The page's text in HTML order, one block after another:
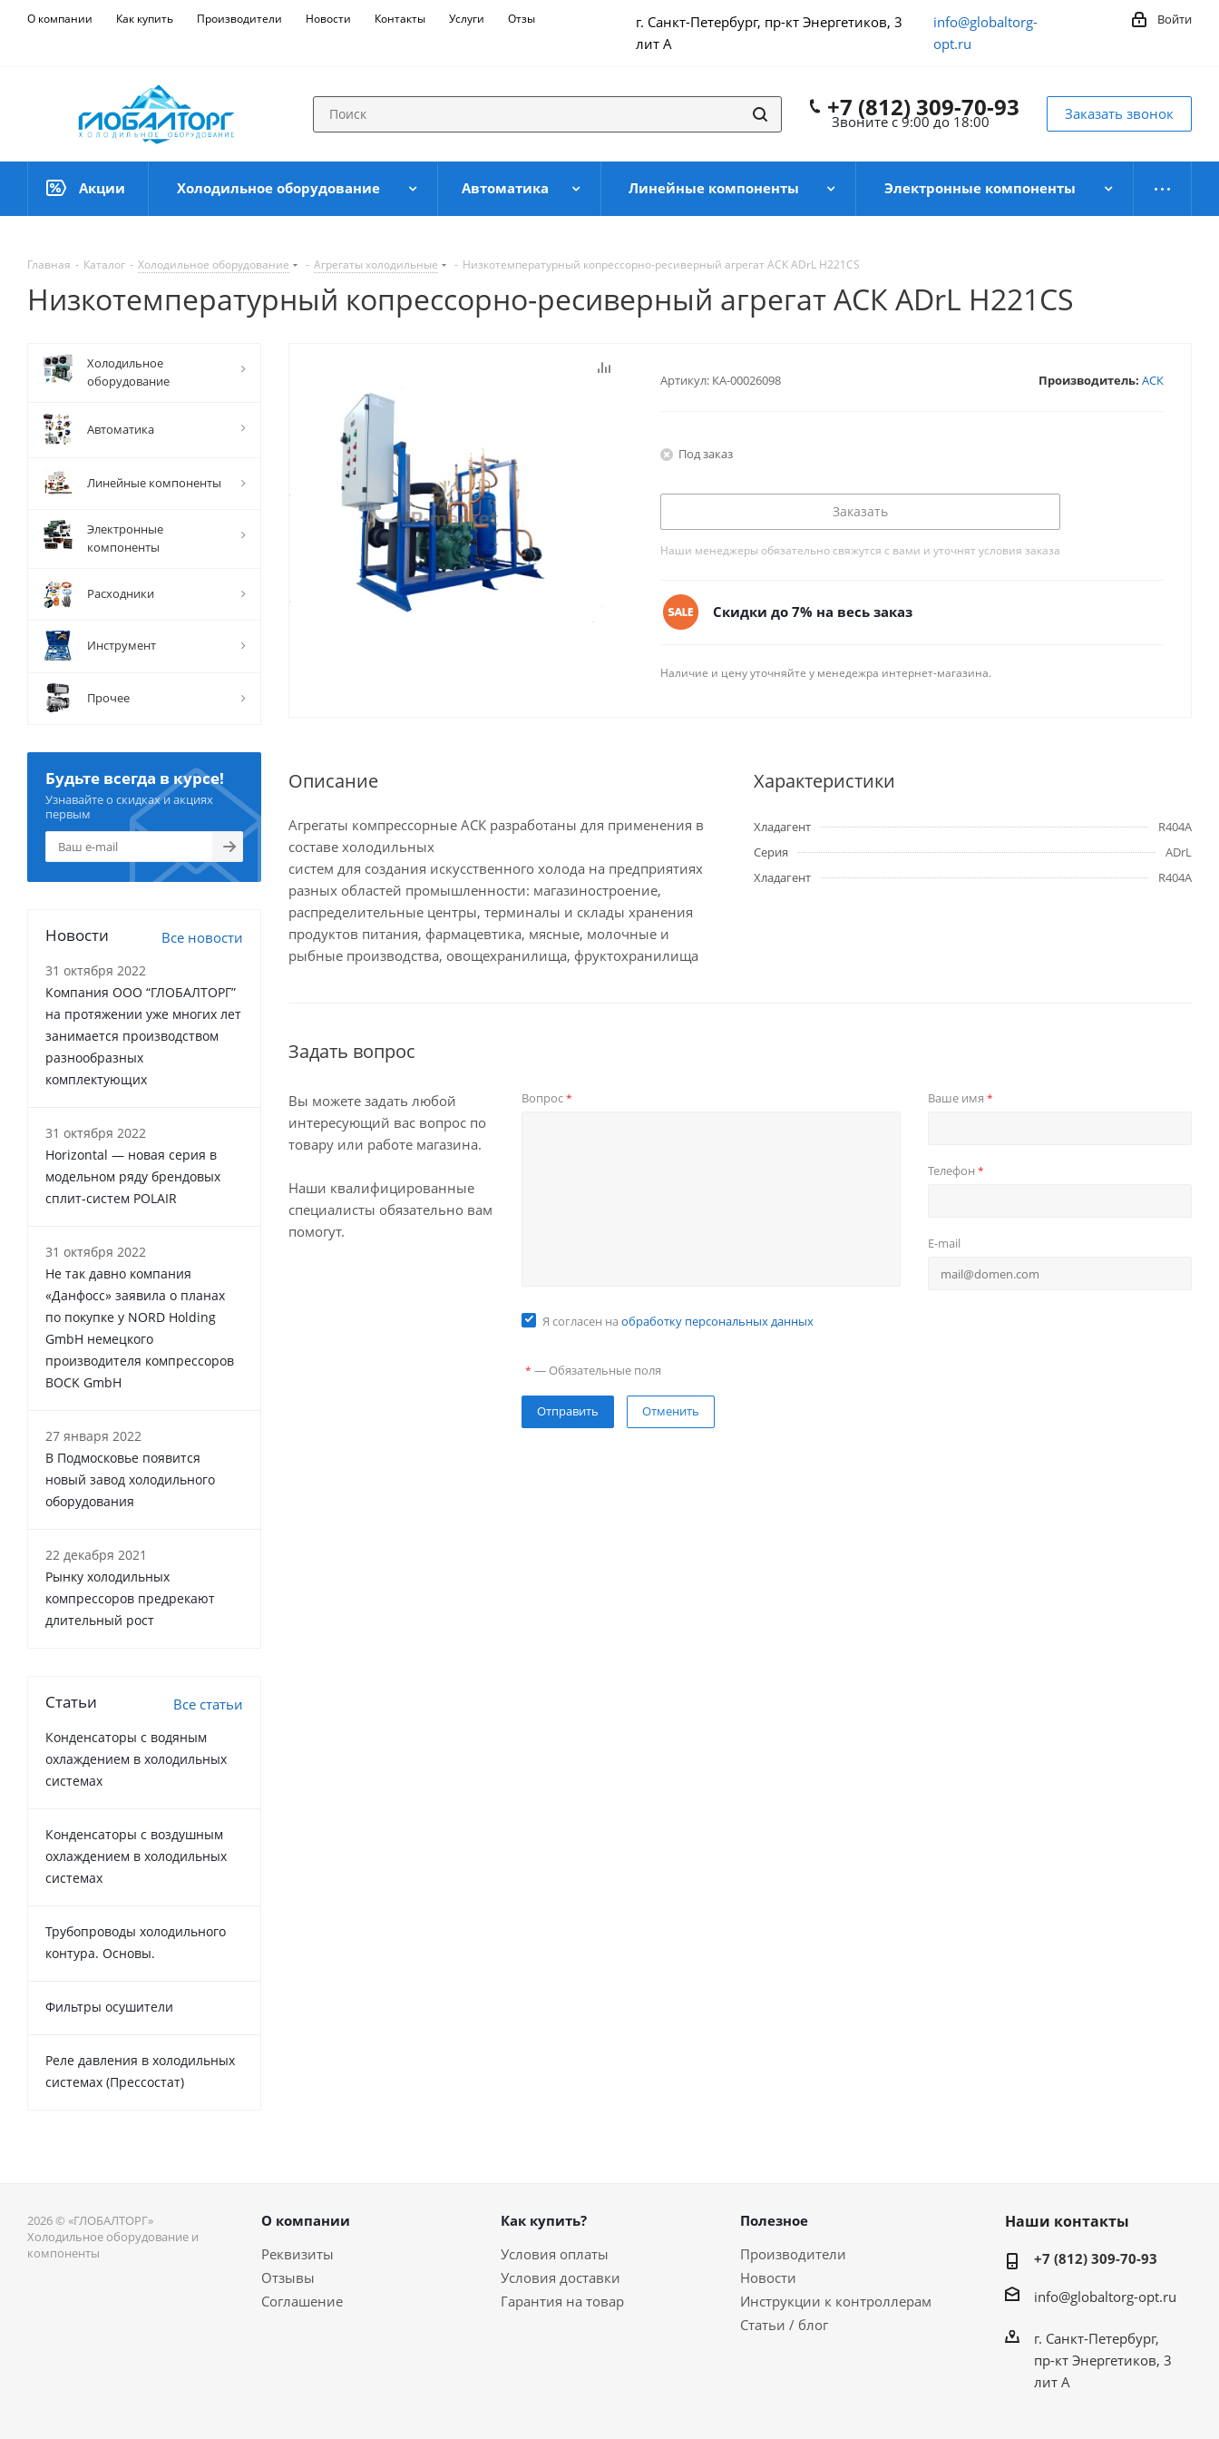
О компании Как купить Производители Новости Контакты Услуги Отзывы Войти
info@globaltorg-
opt.ru
г. Санкт-Петербург, пр-кт Энергетиков, 3
лит А
+7 (812) 309-70-93
Звоните с 9:00 до 18:00 Заказать звонок
Акции Холодильное оборудование Автоматика Линейные компоненты Электронные компоненты
Главная - Каталог - Холодильное оборудование - Агрегаты холодильные - Низкотемпературный копрессорно-ресиверный агрегат АСК АDrL H221CS
Низкотемпературный копрессорно-ресиверный агрегат АСК АDrL H221CS
Артикул: КА-00026098 Производитель: АСК
Под заказ
Заказать
Наши менеджеры обязательно свяжутся с вами и уточнят условия заказа
Скидки до 7% на весь заказ
Наличие и цену уточняйте у менедежра интернет-магазина.
Описание
Агрегаты компрессорные АСК разработаны для применения в
составе холодильных
систем для создания искусственного холода на предприятиях
разных областей промышленности: магазиностроение,
распределительные центры, терминалы и склады хранения
продуктов питания, фармацевтика, мясные, молочные и
рыбные производства, овощехранилища, фруктохранилища
Характеристики
Хладагент
R404A
Серия
ADrL
Хладагент
R404A
Задать вопрос
Вы можете задать любой
интересующий вас вопрос по
товару или работе магазина.
Наши квалифицированные
специалисты обязательно вам
помогут.
Вопрос* Ваше имя*
Телефон*
E-mail
Я согласен на обработку персональных данных
* — Обязательные поля
Отправить Отменить
Холодильное
оборудование
Автоматика
Линейные компоненты
Электронные
компоненты
Расходники
Инструмент
Прочее
Будьте всегда в курсе!
Узнавайте о скидках и акциях
первым
Новости Все новости
31 октября 2022
Компания ООО “ГЛОБАЛТОРГ”
на протяжении уже многих лет
занимается производством
разнообразных
комплектующих
31 октября 2022
Horizontal — новая серия в
модельном ряду брендовых
сплит-систем POLAIR
31 октября 2022
Не так давно компания
«Данфосс» заявила о планах
по покупке у NORD Holding
GmbH немецкого
производителя компрессоров
BOCK GmbH
27 января 2022
В Подмосковье появится
новый завод холодильного
оборудования
22 декабря 2021
Рынку холодильных
компрессоров предрекают
длительный рост
Статьи Все статьи
Конденсаторы с водяным
охлаждением в холодильных
системах
Конденсаторы с воздушным
охлаждением в холодильных
системах
Трубопроводы холодильного
контура. Основы.
Фильтры осушители
Реле давления в холодильных
системах (Прессостат)
2026 © «ГЛОБАЛТОРГ»
Холодильное оборудование и
компоненты
О компании
Реквизиты
Отзывы
Соглашение
Как купить?
Условия оплаты
Условия доставки
Гарантия на товар
Полезное
Производители
Новости
Инструкции к контроллерам
Статьи / блог
Наши контакты
+7 (812) 309-70-93
info@globaltorg-opt.ru
г. Санкт-Петербург,
пр-кт Энергетиков, 3
лит А